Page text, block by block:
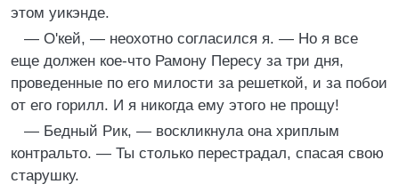
этом уикэнде.
— О'кей, — неохотно согласился я. — Но я все
еще должен кое-что Рамону Пересу за три дня,
проведенные по его милости за решеткой, и за побои
от его горилл. И я никогда ему этого не прощу!
— Бедный Рик, — воскликнула она хриплым
контральто. — Ты столько перестрадал, спасая свою
старушку.